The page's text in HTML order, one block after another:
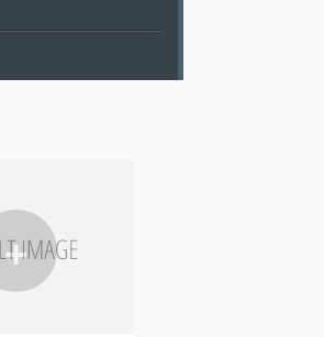
+